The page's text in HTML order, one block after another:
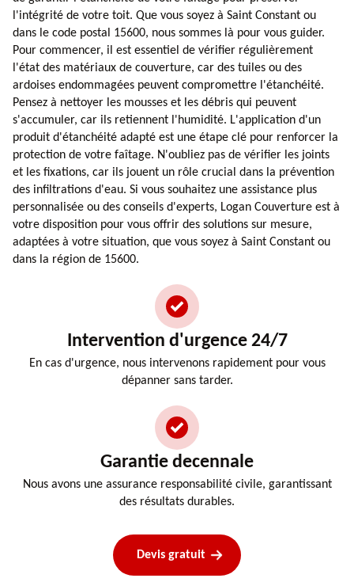
l'intégrité de votre toit. Que vous soyez à Saint Constant ou
dans le code postal 15600, nous sommes là pour vous guider.
Pour commencer, il est essentiel de vérifier régulièrement
l'état des matériaux de couverture, car des tuiles ou des
ardoises endommagées peuvent compromettre l'étanchéité.
Pensez à nettoyer les mousses et les débris qui peuvent
s'accumuler, car ils retiennent l'humidité. L'application d'un
produit d'étanchéité adapté est une étape clé pour renforcer la
protection de votre faîtage. N'oubliez pas de vérifier les joints
et les fixations, car ils jouent un rôle crucial dans la prévention
des infiltrations d'eau. Si vous souhaitez une assistance plus
personnalisée ou des conseils d'experts, Logan Couverture est à
votre disposition pour vous offrir des solutions sur mesure,
adaptées à votre situation, que vous soyez à Saint Constant ou
dans la région de 15600.
Intervention d'urgence 24/7
En cas d'urgence, nous intervenons rapidement pour vous
dépanner sans tarder.
Garantie decennale
Nous avons une assurance responsabilité civile, garantissant
des résultats durables.
Devis gratuit